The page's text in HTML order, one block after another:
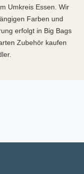
Umkreis Essen. Wir
Farben und
erfolgt in Big Bags
Zubehör kaufen